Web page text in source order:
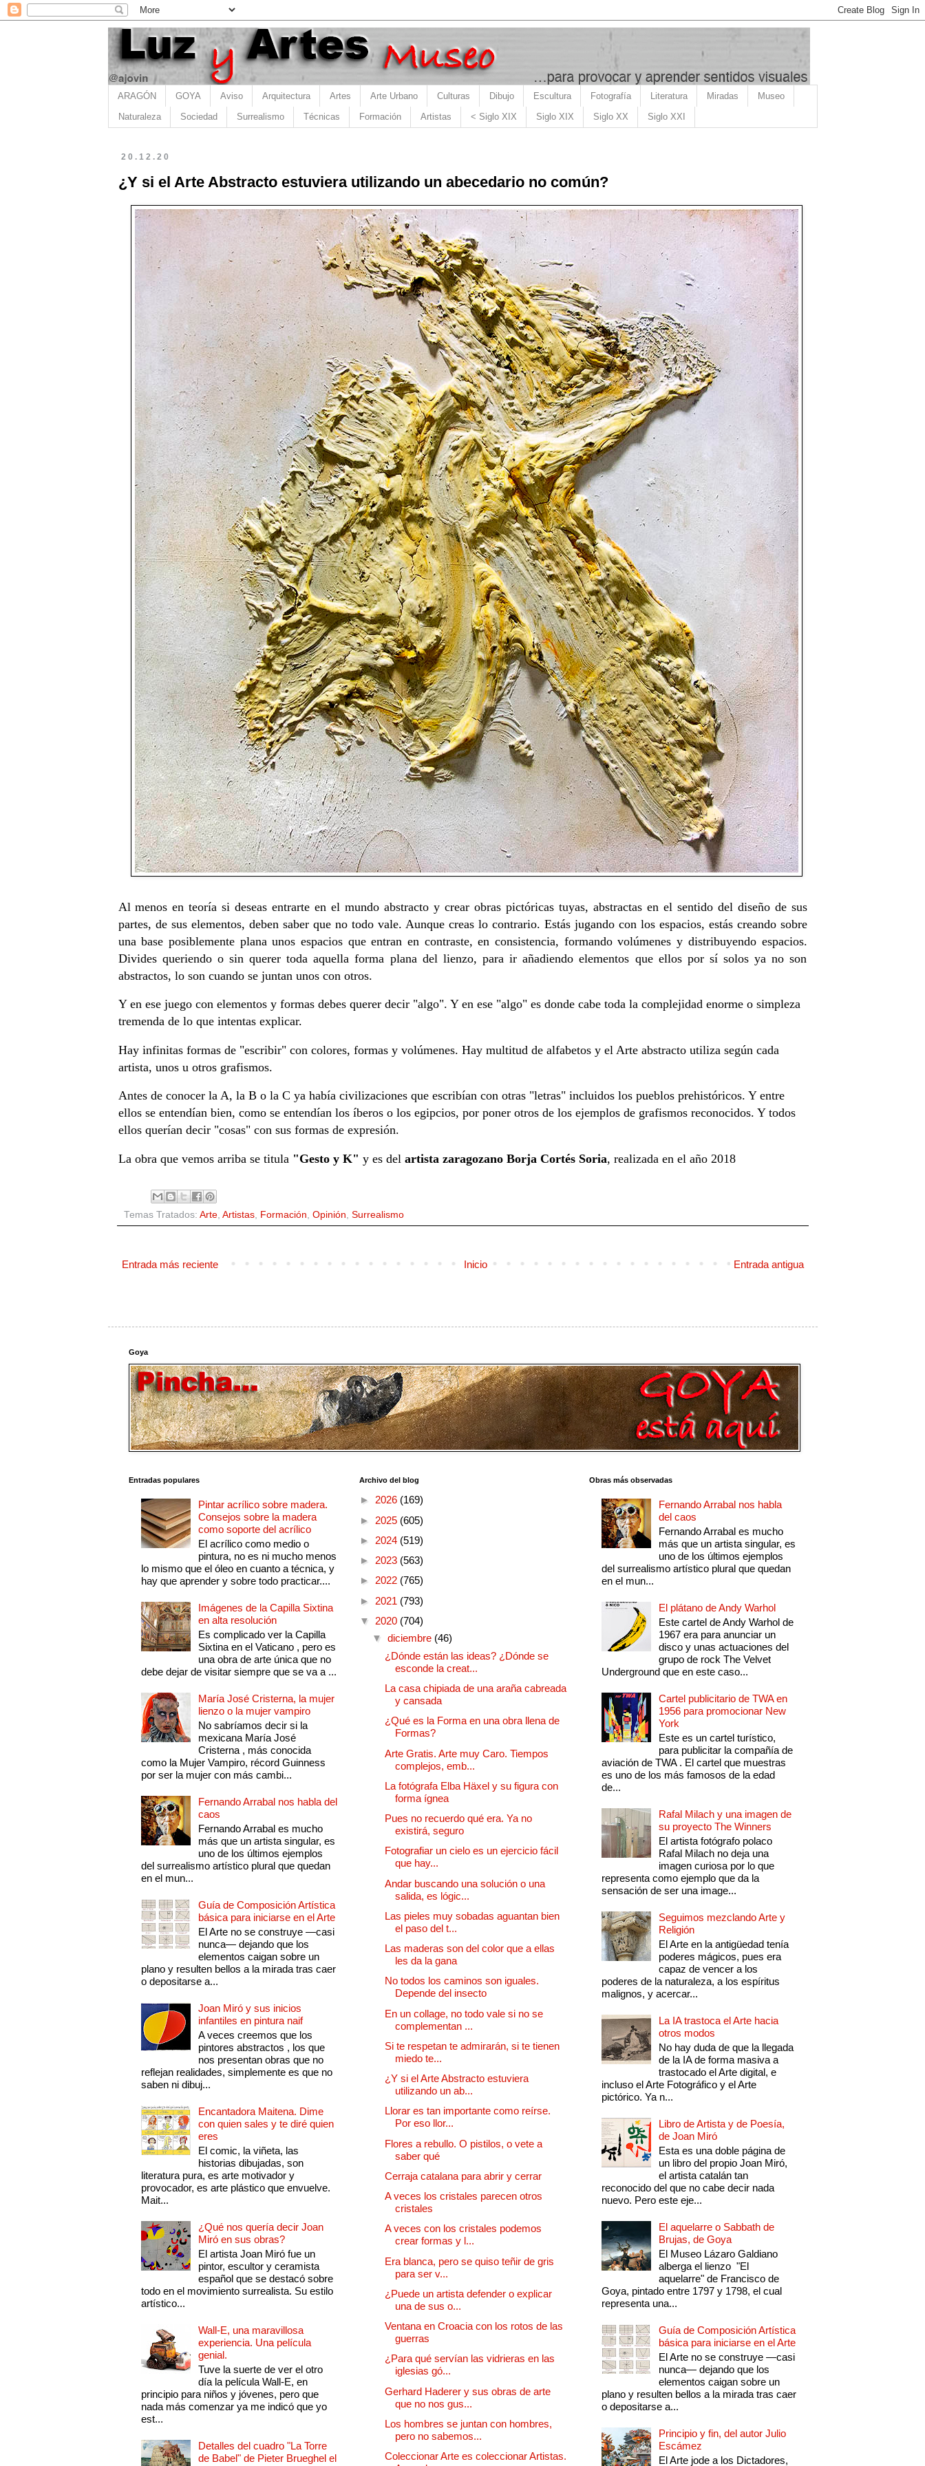
ARAGÓN GOYA Aviso Arquitectura Artes Arte Urbano Culturas Dibujo Escultura Fotografía Literatura Miradas Museo
Naturaleza Sociedad Surrealismo Técnicas Formación Artistas < Siglo XIX Siglo XIX Siglo XX Siglo XXI
20.12.20
¿Y si el Arte Abstracto estuviera utilizando un abecedario no común?
Al menos en teoría si deseas entrarte en el mundo abstracto y crear obras pictóricas tuyas, abstractas en el sentido del diseño de sus
partes, de sus elementos, deben saber que no todo vale. Aunque creas lo contrario. Estás jugando con los espacios, estás creando sobre
una base posiblemente plana unos espacios que entran en contraste, en consistencia, formando volúmenes y distribuyendo espacios.
Divides queriendo o sin querer toda aquella forma plana del lienzo, para ir añadiendo elementos que ellos por sí solos ya no son
abstractos, lo son cuando se juntan unos con otros.
Y en ese juego con elementos y formas debes querer decir "algo". Y en ese "algo" es donde cabe toda la complejidad enorme o simpleza
tremenda de lo que intentas explicar.
Hay infinitas formas de "escribir" con colores, formas y volúmenes. Hay multitud de alfabetos y el Arte abstracto utiliza según cada
artista, unos u otros grafismos.
Antes de conocer la A, la B o la C ya había civilizaciones que escribían con otras "letras" incluidos los pueblos prehistóricos. Y entre
ellos se entendían bien, como se entendían los íberos o los egipcios, por poner otros de los ejemplos de grafismos reconocidos. Y todos
ellos querían decir "cosas" con sus formas de expresión.
La obra que vemos arriba se titula "Gesto y K" y es del artista zaragozano Borja Cortés Soria, realizada en el año 2018
Temas Tratados: Arte, Artistas, Formación Opinión Surrealismo
Entrada más reciente Entrada antigua
Inicio
Goya
Entradas populares
Pintar acrílico sobre madera.
Consejos sobre la madera
como soporte del acrílico
El acrílico como medio o
pintura, no es ni mucho menos
lo mismo que el óleo en cuanto a técnica, y
hay que aprender y sobre todo practicar....
Imágenes de la Capilla Sixtina
en alta resolución
Es complicado ver la Capilla
Sixtina en el Vaticano , pero es
una obra de arte única que no
debe dejar de visitar siempre que se va a ...
María José Cristerna, la mujer
lienzo o la mujer vampiro
No sabríamos decir si la
mexicana María José
Cristerna , más conocida
como la Mujer Vampiro, récord Guinness
por ser la mujer con más cambi...
Fernando Arrabal nos habla del
caos
Fernando Arrabal es mucho
más que un artista singular, es
uno de los últimos ejemplos
del surrealismo artístico plural que quedan
en el mun...
Guía de Composición Artística
básica para iniciarse en el Arte
El Arte no se construye —casi
nunca— dejando que los
elementos caigan sobre un
plano y resulten bellos a la mirada tras caer
o depositarse a...
Joan Miró y sus inicios
infantiles en pintura naif
A veces creemos que los
pintores abstractos , los que
nos presentan obras que no
reflejan realidades, simplemente es que no
saben ni dibuj...
Encantadora Maitena. Dime
con quien sales y te diré quien
eres
El comic, la viñeta, las
historias dibujadas, son
literatura pura, es arte motivador y
provocador, es arte plástico que envuelve.
Mait...
¿Qué nos quería decir Joan
Miró en sus obras?
El artista Joan Miró fue un
pintor, escultor y ceramista
español que se destacó sobre
todo en el movimiento surrealista. Su estilo
artístico...
Wall-E, una maravillosa
experiencia. Una película
genial.
Tuve la suerte de ver el otro
día la película Wall-E, en
principio para niños y jóvenes, pero que
nada más comenzar ya me indicó que yo
est...
Detalles del cuadro "La Torre
de Babel" de Pieter Brueghel el
Archivo del blog
► 2026 (169)
► 2025 (605)
► 2024 (519)
► 2023 (563)
► 2022 (765)
► 2021 (793)
▼ 2020 (704)
▼ diciembre (46)
¿Dónde están las ideas? ¿Dónde se
esconde la creat...
La casa chipiada de una araña cabreada
y cansada
¿Qué es la Forma en una obra llena de
Formas?
Arte Gratis. Arte muy Caro. Tiempos
complejos, emb...
La fotógrafa Elba Häxel y su figura con
forma ígnea
Pues no recuerdo qué era. Ya no
existirá, seguro
Fotografiar un cielo es un ejercicio fácil
que hay...
Andar buscando una solución o una
salida, es lógic...
Las pieles muy sobadas aguantan bien
el paso del t...
Las maderas son del color que a ellas
les da la gana
No todos los caminos son iguales.
Depende del insecto
En un collage, no todo vale si no se
complementan ...
Si te respetan te admirarán, si te tienen
miedo te...
¿Y si el Arte Abstracto estuviera
utilizando un ab...
Llorar es tan importante como reírse.
Por eso llor...
Flores a rebullo. O pistilos, o vete a
saber qué
Cerraja catalana para abrir y cerrar
A veces los cristales parecen otros
cristales
A veces con los cristales podemos
crear formas y l...
Era blanca, pero se quiso teñir de gris
para ser v...
¿Puede un artista defender o explicar
una de sus o...
Ventana en Croacia con los rotos de las
guerras
¿Para qué servían las vidrieras en las
iglesias gó...
Gerhard Haderer y sus obras de arte
que no nos gus...
Los hombres se juntan con hombres,
pero no sabemos...
Coleccionar Arte es coleccionar Artistas.
Obras más observadas
Fernando Arrabal nos habla
del caos
Fernando Arrabal es mucho
más que un artista singular, es
uno de los últimos ejemplos
del surrealismo artístico plural que quedan
en el mun...
El plátano de Andy Warhol
Este cartel de Andy Warhol de
1967 era para anunciar un
disco y unas actuaciones del
grupo de rock The Velvet
Underground que en este caso...
Cartel publicitario de TWA en
1956 para promocionar New
York
Este es un cartel turístico,
para publicitar la compañía de
aviación de TWA . El cartel que muestras
es uno de los más famosos de la edad
de...
Rafal Milach y una imagen de
su proyecto The Winners
El artista fotógrafo polaco
Rafal Milach no deja una
imagen curiosa por lo que
representa como ejemplo que da la
sensación de ser una image...
Seguimos mezclando Arte y
Religión
El Arte en la antigüedad tenía
poderes mágicos, pues era
capaz de vencer a los
poderes de la naturaleza, a los espíritus
malignos, y acercar...
La IA trastoca el Arte hacia
otros modos
No hay duda de que la llegada
de la IA de forma masiva a
trastocado el Arte digital, e
incluso el Arte Fotográfico y el Arte
pictórico. Ya n...
Libro de Artista y de Poesía,
de Joan Miró
Esta es una doble página de
un libro del propio Joan Miró,
el artista catalán tan
reconocido del que no cabe decir nada
nuevo. Pero este eje...
El aquelarre o Sabbath de
Brujas, de Goya
El Museo Lázaro Galdiano
alberga el lienzo "El
aquelarre" de Francisco de
Goya, pintado entre 1797 y 1798, el cual
representa una...
Guía de Composición Artística
básica para iniciarse en el Arte
El Arte no se construye —casi
nunca— dejando que los
elementos caigan sobre un
plano y resulten bellos a la mirada tras caer
o depositarse a...
Principio y fin, del autor Julio
Escámez
El Arte jode a los Dictadores,